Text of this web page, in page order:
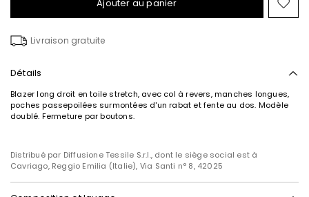
Ajouter au panier
Livraison gratuite
Détails
Blazer long droit en toile stretch, avec col à revers, manches longues,
poches passepoilées surmontées d'un rabat et fente au dos. Modèle
doublé. Fermeture par boutons.
Distribué par Diffusione Tessile S.r.l., dont le siège social est à
Cavriago, Reggio Emilia (Italie), Via Santi n° 8, 42025